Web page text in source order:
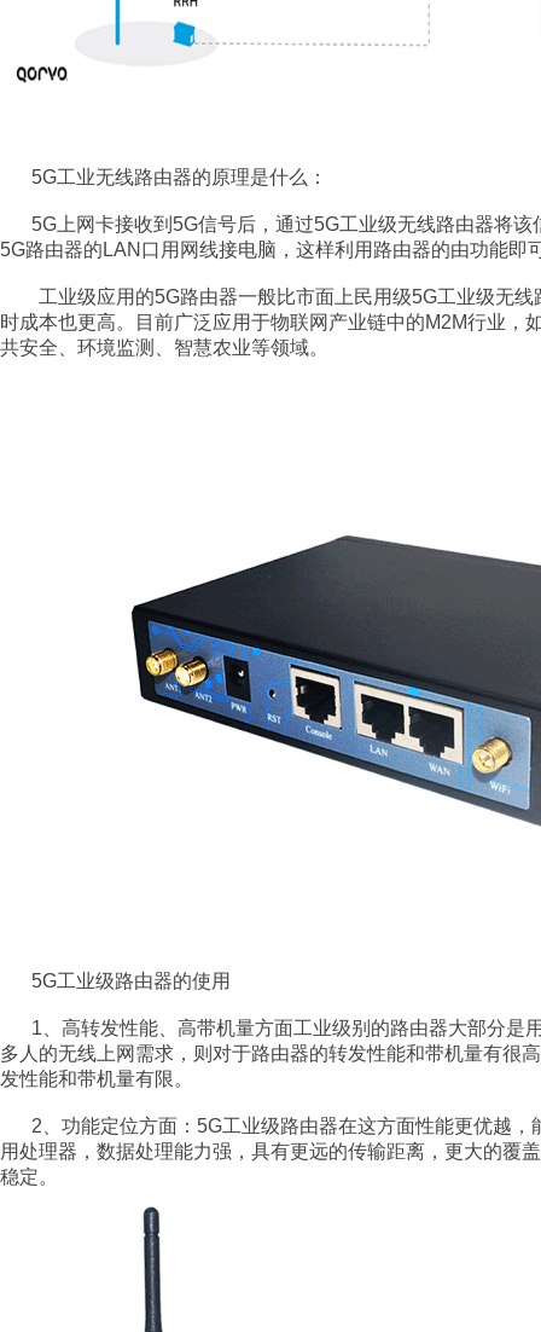
5G工业无线路由器的原理是什么：
5G 上网卡接收到 5G信号后，通过5G工业级无线路由器将该
5G路由器的 LAN 口用网线接电脑，这样利用路由器的由功能即
工业级应用的5G路由器一般比市面上民用级5G工业级无线
时成本也更高。目前广泛应用于物联网产业链中的M2M行业，
共安全、环境监测、智慧农业等领域。
5G工业级路由器的使用
1 、高转发性能、高带机量方面工业级别的路由器大部分
多人的无线上网需求，则对于路由器的转发性能和带机量有很
发性能和带机量有限。
2 、功能定位方面： 5G工业级路由器在这方面性能更优越
用处理器，数据处理能力强，具有更远的传输距离，更大的覆
稳定。